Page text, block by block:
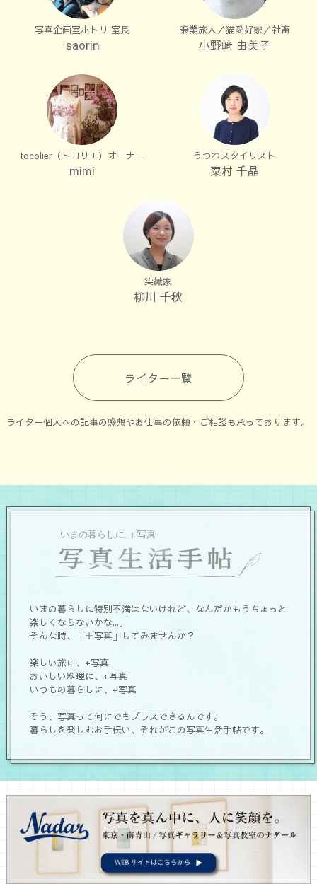
写真企画室ホトリ 室長
saorin
兼業旅人／猫愛好家／社畜
小野﨑 由美子
tocolier（トコリエ）オーナー
mimi
うつわスタイリスト
粟村 千晶
染織家
柳川 千秋
ライター一覧
ライター個人への記事の感想やお仕事の依頼・ご相談も承っております。
いまの暮らしに特別不満はないけれど、なんだかもうちょっと
楽しくならないかな...。
そんな時、「＋写真」してみませんか？
楽しい旅に、+写真
おいしい料理に、+写真
いつもの暮らしに、+写真
そう、写真って何にでもプラスできるんです。
暮らしを楽しむお手伝い、それがこの写真生活手帖です。